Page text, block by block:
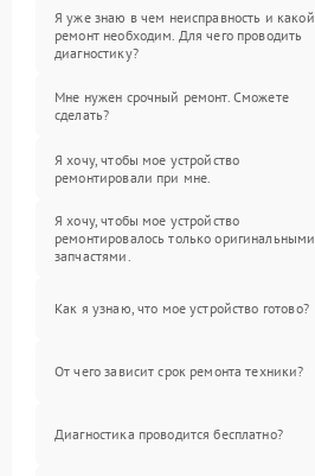
Я уже знаю в чем неисправность и какой
ремонт необходим. Для чего проводить
диагностику?
Мне нужен срочный ремонт. Сможете
сделать?
Я хочу, чтобы мое устройство
ремонтировали при мне.
Я хочу, чтобы мое устройство
ремонтировалось только оригинальными
запчастями.
Как я узнаю, что мое устройство готово?
От чего зависит срок ремонта техники?
Диагностика проводится бесплатно?